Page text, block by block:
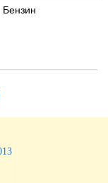
Бензин